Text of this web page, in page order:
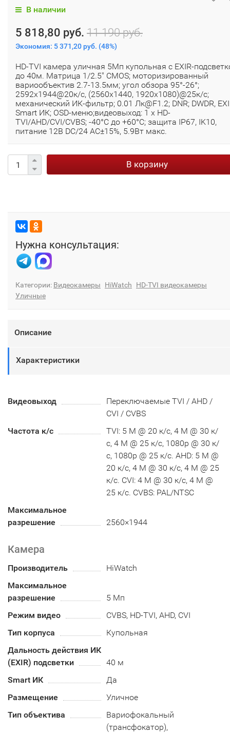
В наличии
5 818,80 руб. 11 190 руб.
Экономия: 5 371,20 руб. (48%)
HD-TVI камера уличная 5Мп купольная с EXIR-
до 40м. Матрица 1/2.5" CMOS; моторизированный
вариообъектив 2.7-13.5мм; угол обзора 95°-26°;
2592x1944@20к/с, (2560x1440, 1920x1080)@25к/с;
механический ИК-фильтр; 0.01 Лк@F1.2; DNR; DWDR,
Smart ИК; OSD-меню;видеовыход: 1 х HD-
TVI/AHD/CVI/CVBS; -40°С до +60°С; защита IP67, IK10,
питание 12В DC/24 AC±15%, 5.9Вт макс.
В корзину
Нужна консультация:
Категории: Видеокамеры HiWatch
HD-TVI видеокамеры
Уличные
Описание
Характеристики
Видеовыход
Переключаемые TVI / AHD /
CVI / CVBS
Частота к/с
TVI: 5 M @ 20 к/с, 4 M @ 30 к/
с, 4 M @ 25 к/с, 1080p @ 30 к/
с, 1080p @ 25 к/с. AHD: 5 M @
20 к/с, 4 M @ 30 к/с, 4 M @ 25
к/с. CVI: 4 M @ 30 к/с, 4 M @
25 к/с. CVBS: PAL/NTSC
Максимальное
разрешение
2560×1944
Камера
Производитель
HiWatch
Максимальное
разрешение
5 Мп
Режим видео
CVBS, HD-TVI, AHD, CVI
Тип корпуса
Купольная
Дальность действия ИК
(EXIR) подсветки
40 м
Smart ИК
Да
Размещение
Уличное
Тип объектива
Вариофокальный
(трансфокатор),